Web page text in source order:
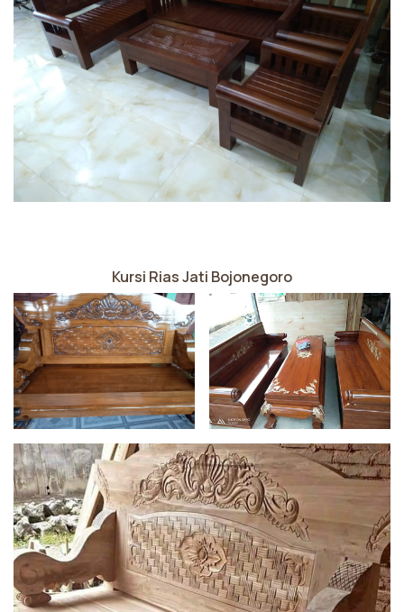
Kursi Rias Jati Bojonegoro